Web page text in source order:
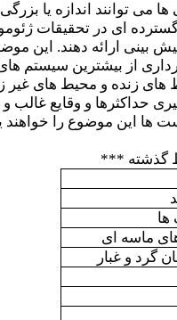
اندازه یا بزرگی،
ای در تحقیقات
بینی ارائه دهند. این
از بیشترین سیستم
زنده و محیط های غیر
و وقایع غالب و
ها این موضوع را خواهند
ها
ماسه ای
گرد و غبار